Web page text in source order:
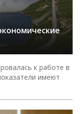
к работе в
имеют